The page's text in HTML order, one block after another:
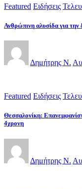
Featured Ειδήσεις
Ανθρώπινη αλυσίδα για
Δημήτρης Ν.
Featured Ειδήσεις
Θεσσαλονίκη:
4χρονη
Δημήτρης Ν.